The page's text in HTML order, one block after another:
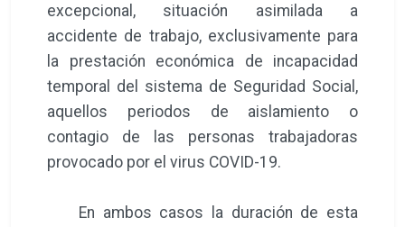
excepcional, situación asimilada a
accidente de trabajo, exclusivamente para
la prestación económica de incapacidad
temporal del sistema de Seguridad Social,
aquellos periodos de aislamiento o
contagio de las personas trabajadoras
provocado por el virus COVID-19.
En ambos casos la duración de esta